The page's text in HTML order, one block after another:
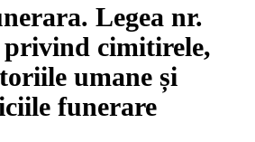
. Legea nr.
privind cimitirele,
umane și
funerare